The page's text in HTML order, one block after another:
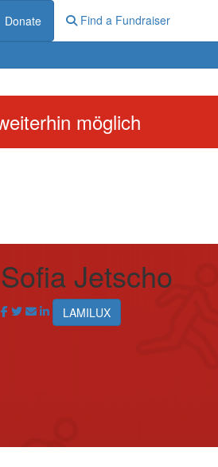
Donate Find a Fundraiser
möglich
Sofia Jetscho
LAMILUX